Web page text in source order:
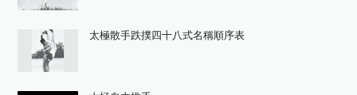
太極散手跌撲四十八式名稱順序表